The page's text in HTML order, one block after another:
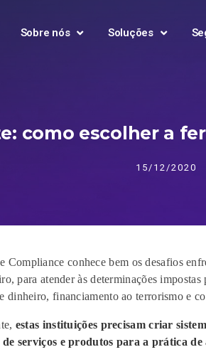
Sobre nós Soluções
como escolher a
15/12/2020
Compliance conhece bem os desafios
para atender àsdeterminações impostas
dinheiro, financiamentoaoterrorismo e
estas instituições precisam criar
serviços e produtos para a prática de